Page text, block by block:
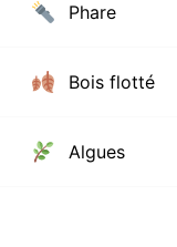
Phare
Bois flotté
Algues